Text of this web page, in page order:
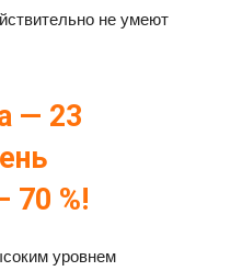
не умеют
— 23
70 %!
уровнем